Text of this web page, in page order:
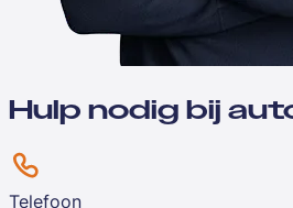
Hulp nodig bij
Telefoon